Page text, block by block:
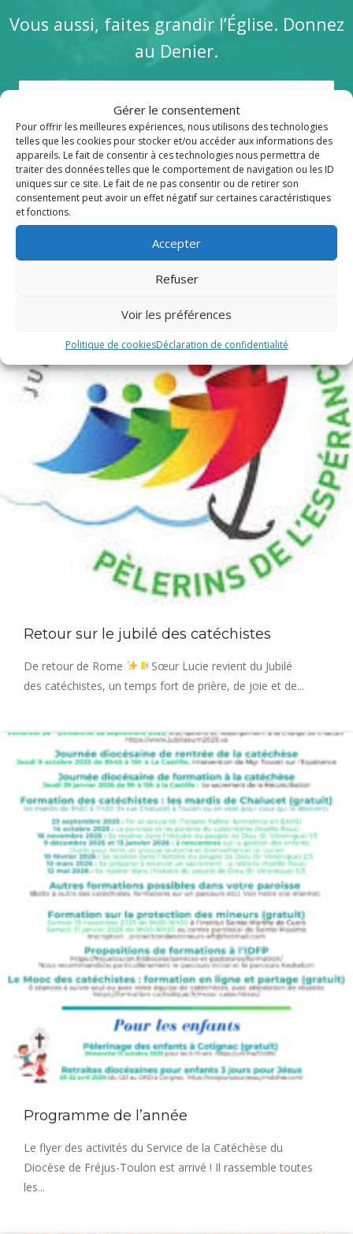
Gérer le consentement
Pour offrir les meilleures expériences, nous utilisons des technologies
telles que les cookies pour stocker et/ou accéder aux informations des
appareils. Le fait de consentir à ces technologies nous permettra de
traiter des données telles que le comportement de navigation ou les ID
uniques sur ce site. Le fait de ne pas consentir ou de retirer son
consentement peut avoir un effet négatif sur certaines caractéristiques
et fonctions.
Accepter
Refuser
Voir les préférences
Politique de cookiesDéclaration de confidentialité
Vous aussi, faites grandir l’Église. Donnez
au Denier.
Je soutiens
Publications récentes
Retour sur le jubilé des catéchistes
De retour de Rome
Sœur Lucie revient du Jubilé
des catéchistes, un temps fort de prière, de joie et de...
Programme de l’année
Le flyer des activités du Service de la Catéchèse du
Diocèse de Fréjus-Toulon est arrivé ! Il rassemble toutes
les...